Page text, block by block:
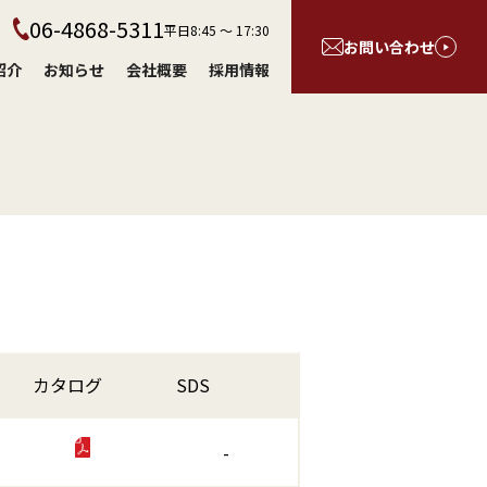
06-4868-5311平日8:45 〜 17:30
介 お知らせ 会社概要 採用情報
お問い合わせ
カタログ SDS
-